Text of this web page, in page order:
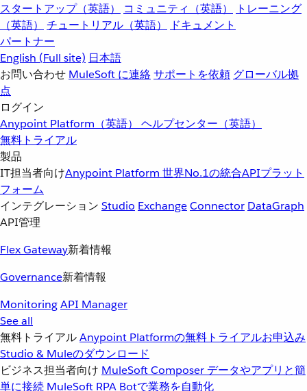
スタートアップ（英語）
コミュニティ（英語）
トレーニング
（英語）
チュートリアル（英語）
ドキュメント
パートナー
English (Full site) 日本語
お問い合わせ MuleSoft に連絡サポートを依頼 グローバル拠
点
ログイン
Anypoint Platform（英語） ヘルプセンター（英語）
無料トライアル
製品
IT担当者向けAnypoint Platform 世界No.1の統合APIプラット
フォーム
インテグレーション Studio ExchangeConnector DataGraph
API管理
Flex Gateway新着情報
Governance新着情報
MonitoringAPI Manager
See all
無料トライアルAnypoint Platformの無料トライアルお申込み
Studio & Muleのダウンロード
ビジネス担当者向け MuleSoft Composer データやアプリと簡
単に接続 MuleSoft RPA Botで業務を自動化